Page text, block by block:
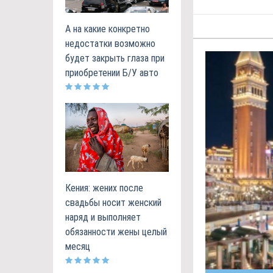
А на какие конкретно
недостатки возможно
будет закрыть глаза при
приобретении Б/У авто
Кения: жених после
свадьбы носит женский
наряд и выполняет
обязанности жены целый
месяц